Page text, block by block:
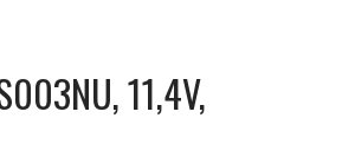
11,4V,